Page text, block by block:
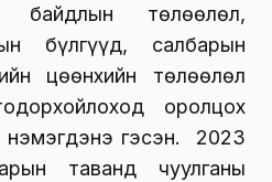
байдлын төлөөлөл,
бүлгүүд, салбарын
цөөнхийн төлөөлөл
оролцох
гэсэн. 2023
таванд чуулганы